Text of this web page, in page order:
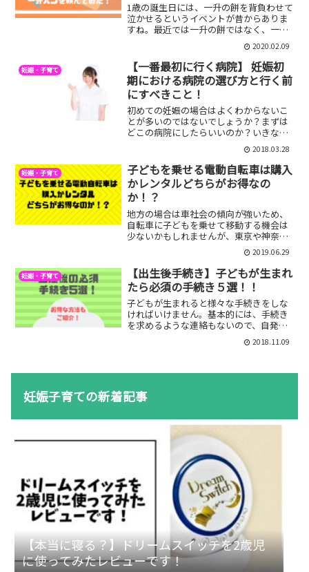
1歳の誕生日には、一升の餅を背負わせて
泣かせるというイベントが昔からありま
すね。最近では一升の餅ではなく、一升
のパンでやるというのも流行っていると
いうことで、なんとなくうちも餅ではな
く、パンでやってみることにしてみまし
た。一升パンは全国展開...
2020.02.09
妊娠・子育て
【一番最初に行く病院】 妊娠初
期における病院の選び方と行く前
にすべきこと！
初めての妊娠の場合はよくわからないこ
とが多いのではないでしょうか？まずは
どこの病院にしたらいいのか？いきなり
希望する病院に行ってもいいのか？等々
うちの場合は、妊娠がわかった時まずど
こに行けばいいのかいまいちわかりませ
んでした。そんな経験を基...
2018.03.28
妊娠・子育て
子どもを乗せる電動自転車は購入
かレンタルどちらがお得なの
か！？
地方の場合は車社会の傾向が強いため、
自転車に子どもを乗せて移動する機会は
少ないかもしれませんが、東京や神奈
川、埼玉、千葉の都市部に住んでいる人
にとっては自転車は子どもを乗せて移動
できる乗り物として非常に重宝されてい
ます。普通の自転車に子ども...
2019.06.29
妊娠・子育て
【出生後手続き】子どもが生まれ
たら必須の手続き５選！！
子どもが生まれると様々な手続きをしな
ければいけません。基本的には、手続き
を求めるような連絡もないので、自発的
に手続きをしなければいけませんが、第
一子の場合はそもそもどのような手続き
2018.11.09
妊娠子育ての新着記事
【本当に寝る？】ドリームスイッチを2歳児
に使ってみたレビューです！